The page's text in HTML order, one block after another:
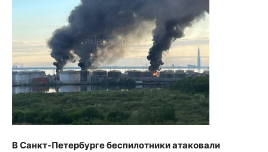
В Санкт-Петербурге беспилотники атаковали